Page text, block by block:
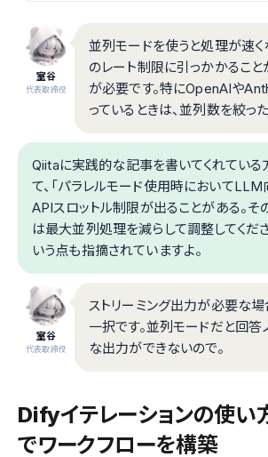
室谷
代表取締役
並列モードを使うと処理が速く
のレート制限に引っかかるこ
が必要です。特にOpenAIや
っているときは、並列数を絞っ
Qiitaに実践的な記事を書いてくれている
て、「パラレルモード使用時において
APIスロットル制限が出ることがある。そ
は最大並列処理を減らして調整してくだ
いう点も指摘されていますよ。
室谷
代表取締役
ストリーミング出力が必要な
一択です。並列モードだと回答
な出力ができないので。
Difyイテレーションの使い
でワークフローを構築